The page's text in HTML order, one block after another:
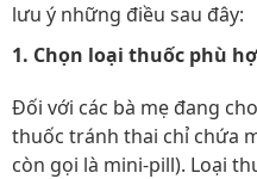
lưu ý những điều sau đây:
1. Chọn loại thuốc phù
Đối với các bà mẹ đang
thuốc tránh thai chỉ chứa
còn gọi là mini-pill). Loại